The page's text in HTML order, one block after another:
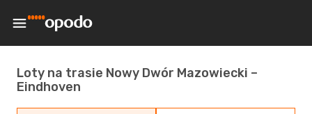
Loty na trasie Nowy Dwór Mazowiecki –
Eindhoven